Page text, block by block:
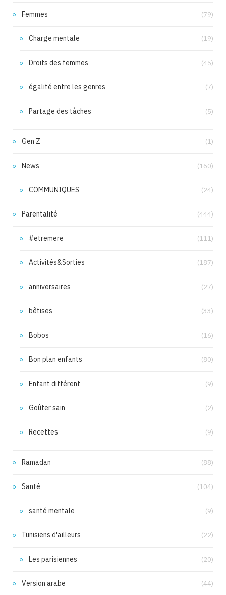
Femmes (79)
Charge mentale (19)
Droits des femmes (45)
égalité entre les genres (7)
Partage des tâches (5)
Gen Z (1)
News (160)
COMMUNIQUES (24)
Parentalité (444)
#etremere (111)
Activités&Sorties (187)
anniversaires (27)
bêtises (33)
Bobos (16)
Bon plan enfants (80)
Enfant différent (9)
Goûter sain (2)
Recettes (9)
Ramadan (88)
Santé (104)
santé mentale (9)
Tunisiens d'ailleurs (22)
Les parisiennes (20)
Version arabe (44)